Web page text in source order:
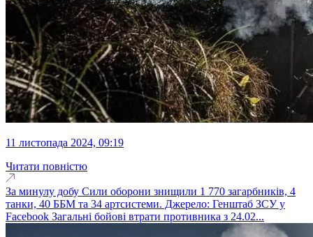
11 листопада 2024, 09:19
Читати повністю
За минулу добу Сили оборони знищили 1 770 загарбників, 4
танки, 40 ББМ та 34 артсистеми. Джерело: Генштаб ЗСУ у
Facebook Загальні бойові втрати противника з 24.02...